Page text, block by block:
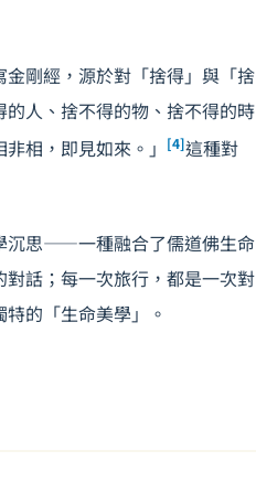
剛經，源於對「捨得」與「捨
人、捨不得的物、捨不得的時
相，即見如來。」
[4]這種對
沉思——一種融合了儒道佛生命
話；每一次旅行，都是一次對
的「生命美學」。